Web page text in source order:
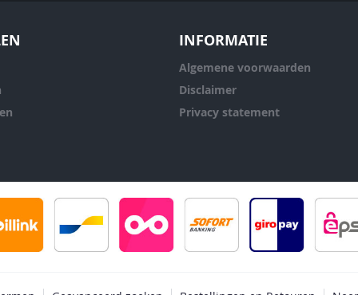
INFORMATIE
Algemene voorwaarden
Disclaimer
Privacy statement